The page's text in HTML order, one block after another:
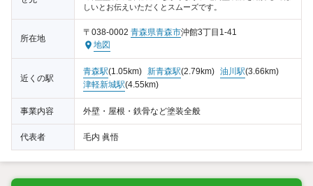
しいとお伝えいただくとスムーズです。
所在地
〒038-0002 青森県青森市沖館3丁目1-41
地図
近くの駅
青森駅(1.05km) 新青森駅(2.79km) 油川駅(3.66km)
津軽新城駅(4.55km)
事業内容 外壁・屋根・鉄骨など塗装全般
代表者 毛内 眞悟